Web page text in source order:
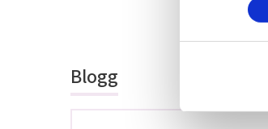
s
Blogg